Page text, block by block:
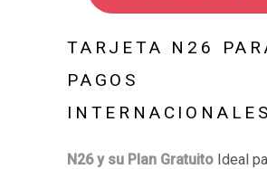
TARJETA N26
PAGOS
INTERNACIONALES
N26 y su Plan Gratuito Ideal